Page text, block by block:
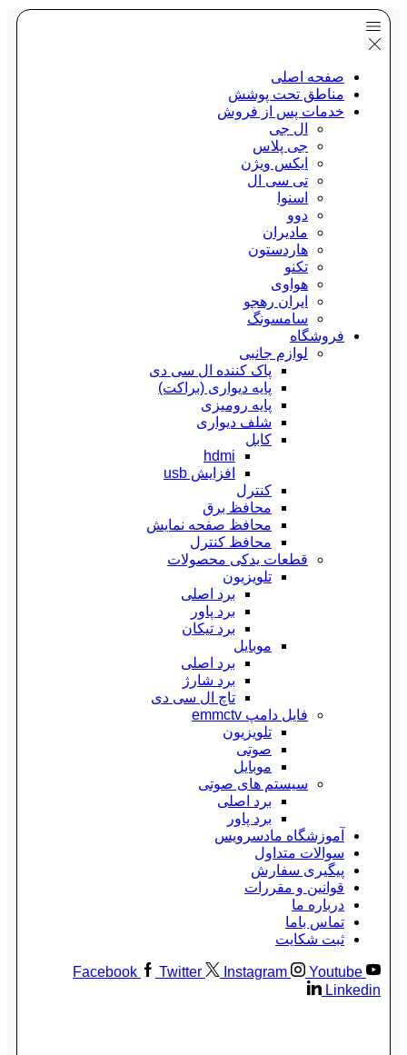
صفحه اصلی
مناطق تحت پوشش
خدمات پس از فروش
ال جی
جی پلاس
ایکس ویژن
تی سی ال
اسنوا
دوو
مادیران
هاردستون
تکنو
هواوی
ایران رهجو
سامسونگ
فروشگاه
لوازم جانبی
پاک کننده ال سی دی
پایه دیواری (براکت)
پایه رومیزی
شلف دیواری
کابل
hdmi
افزایش usb
کنترل
محافظ برق
محافظ صفحه نمایش
محافظ کنترل
قطعات یدکی محصولات
تلویزیون
برد اصلی
برد پاور
برد تیکان
موبایل
برد اصلی
برد شارژ
تاچ ال سی دی
فایل دامپ emmctv
تلویزیون
صوتی
موبایل
سیستم های صوتی
برد اصلی
برد پاور
آموزشگاه مادسرویس
سوالات متداول
پیگیری سفارش
قوانین و مقررات
درباره ما
تماس باما
ثبت شکایت
Facebook Twitter Instagram
Youtube
Linkedin